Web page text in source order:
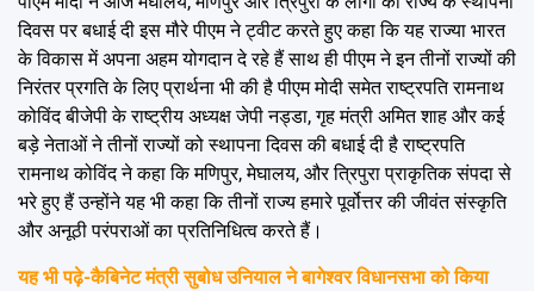
दिवस पर बधाई दी इस मौरे पीएम ने ट्वीट करते हुए कहा कि यह राज्या भारत
के विकास में अपना अहम योगदान दे रहे हैं साथ ही पीएम ने इन तीनों राज्यों की
निरंतर प्रगति के लिए प्रार्थना भी की है पीएम मोदी समेत राष्ट्रपति रामनाथ
कोविंद बीजेपी के राष्ट्रीय अध्यक्ष जेपी नड्डा, गृह मंत्री अमित शाह और कई
बड़े नेताओं ने तीनों राज्यों को स्थापना दिवस की बधाई दी है राष्ट्रपति
रामनाथ कोविंद ने कहा कि मणिपुर, मेघालय, और त्रिपुरा प्राकृतिक संपदा से
भरे हुए हैं उन्होंने यह भी कहा कि तीनों राज्य हमारे पूर्वोत्तर की जीवंत संस्कृति
और अनूठी परंपराओं का प्रतिनिधित्व करते हैं।
यह भी पढ़े-कैबिनेट मंत्री सुबोध उनियाल ने बागेश्वर विधानसभा को किया